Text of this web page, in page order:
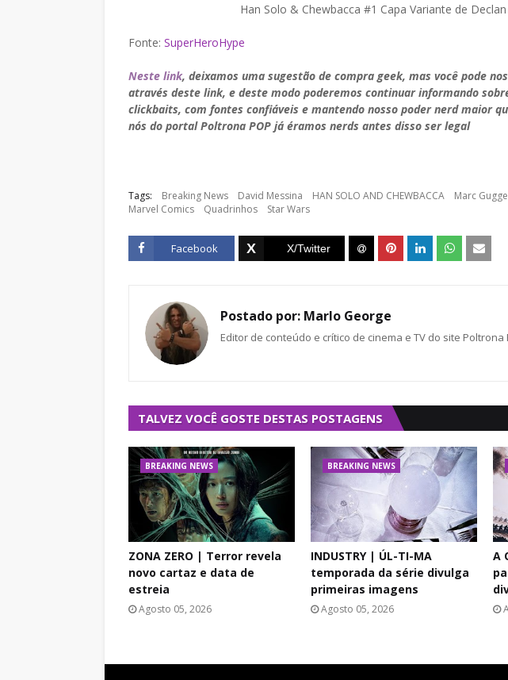
Han Solo & Chewbacca #1 Capa Variante de
Fonte: SuperHeroHype
Neste link, deixamos uma sugestão de compra geek, mas você pode
através deste link, e deste modo poderemos continuar informando
clickbaits, com fontes confiáveis e mantendo nosso poder nerd maior
nós do portal Poltrona POP já éramos nerds antes disso ser legal
Tags: Breaking News David Messina HAN SOLO AND CHEWBACCA Marc
Marvel Comics
Quadrinhos Star Wars
Facebook
Postado por: Marlo George
Editor de conteúdo e crítico de cinema e TV do site Poltrona
TALVEZ VOCÊ GOSTE DESTAS POSTAGENS
BREAKING NEWS
ZONA ZERO | Terror revela
novo cartaz e data de
estreia
Agosto 05, 2026
BREAKING NEWS
INDUSTRY | ÚL-TI-MA
temporada da série divulga
primeiras imagens
Agosto 05, 2026
A